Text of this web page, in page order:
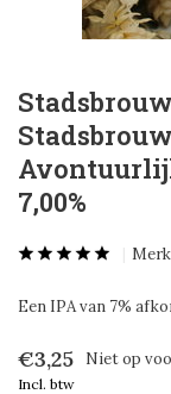
7,00%
Een IPA van 7%
€3,25 Niet op
Incl. btw